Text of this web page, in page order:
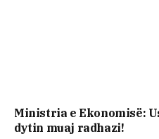
Ministria e Ekonomisë:
dytin muaj radhazi!